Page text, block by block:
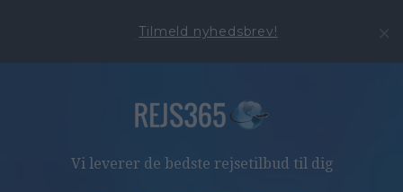
Tilmeld nyhedsbrev!
Vi leverer de bedste rejsetilbud til dig